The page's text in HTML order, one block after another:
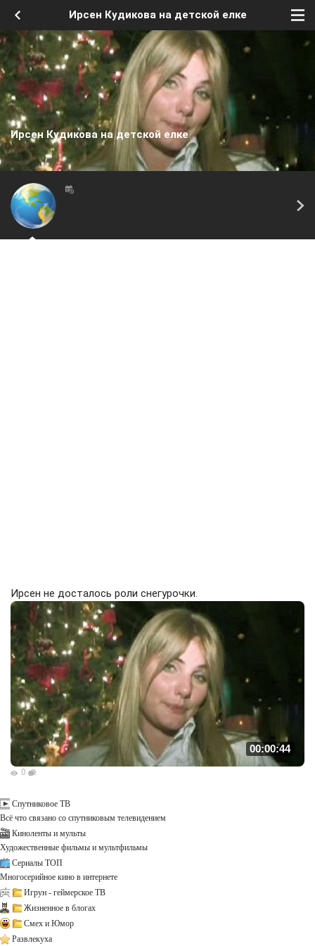
Ирсен Кудикова на детской елке
Ирсен Кудикова на детской елке
Ирсен не досталось роли снегурочки.
00:00:44
0
Спутниковое ТВ
Всё что связано со спутниковым телевидением
Киноленты и мульты
Художественные фильмы и мультфильмы
Сериалы ТОП
Многосерийное кино в интернете
Игрун - геймерское ТВ
Жизненное в блогах
Смех и Юмор
Развлекуха